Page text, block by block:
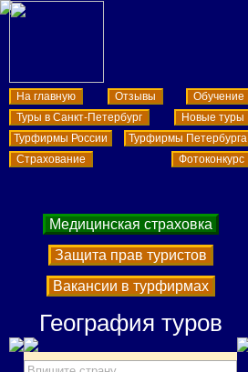
На главную Отзывы
Обучение
Туры в Санкт-Петербург
Новые туры
Турфирмы России
Турфирмы Петербурга
Страхование
Фотоконкурс
Медицинская страховка
Защита прав туристов
Вакансии в турфирмах
География туров